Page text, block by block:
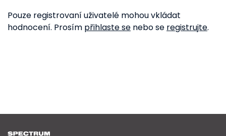
Pouze registrovaní uživatelé mohou vkládat
hodnocení. Prosím přihlaste se nebo se registrujte.